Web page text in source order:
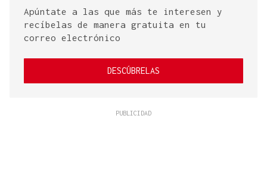
Apúntate a las que más te interesen y
recíbelas de manera gratuita en tu
correo electrónico
DESCÚBRELAS